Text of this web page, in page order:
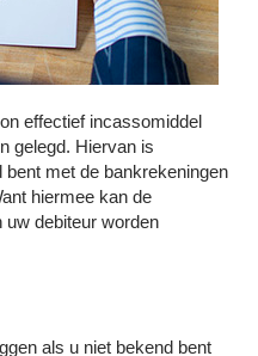
effectief incassomiddel
gelegd. Hiervan is
met de bankrekeningen
hiermee kan de
debiteur worden
als u niet bekend bent